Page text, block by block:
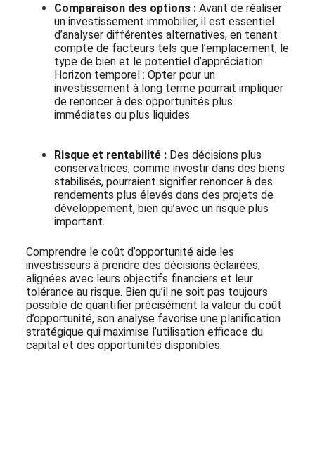
Comparaison des options :Avant de réaliser
un investissement immobilier, il est essentiel
d’analyser différentes alternatives, en tenant
compte de facteurs tels que l’emplacement, le
type de bien et le potentiel d’appréciation.
Horizon temporel : Opter pour un
investissement à long terme pourrait impliquer
de renoncer à des opportunités plus
immédiates ou plus liquides.
Risque et rentabilité :Des décisions plus
conservatrices, comme investir dans des biens
stabilisés, pourraient signifier renoncer à des
rendements plus élevés dans des projets de
développement, bien qu’avec un risque plus
important.
Comprendre le coût d’opportunité aide les
investisseurs à prendre des décisions éclairées,
alignées avec leurs objectifs financiers et leur
tolérance au risque. Bien qu’il ne soit pas toujours
possible de quantifier précisément la valeur du coût
d’opportunité, son analyse favorise une planification
stratégique qui maximise l’utilisation efficace du
capital et des opportunités disponibles.